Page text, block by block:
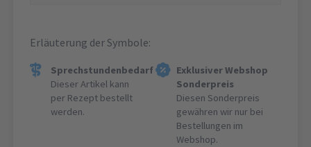
Erläuterung der Symbole:
Sprechstundenbedarf
Dieser Artikel kann
per Rezept bestellt
werden.
Exklusiver Webshop
Sonderpreis
Diesen Sonderpreis
gewähren wir nur bei
Bestellungen im
Webshop.